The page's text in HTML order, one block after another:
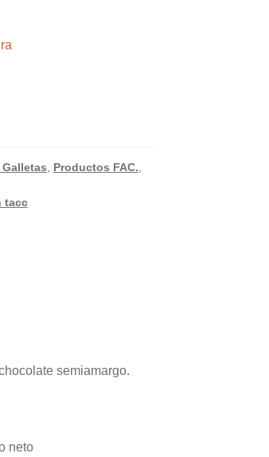
Productos FAC.
tacc
semiamargo.
neto